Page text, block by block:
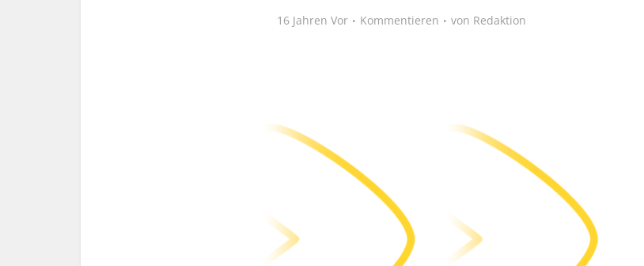
16 Jahren Vor Kommentieren von Redaktion